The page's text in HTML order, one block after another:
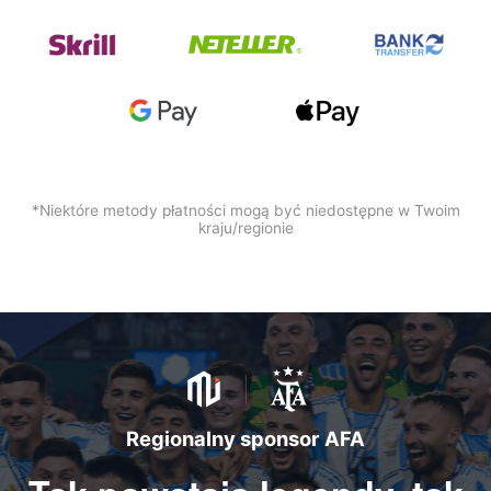
*Niektóre metody płatności mogą być niedostępne w Twoim
kraju/regionie
Regionalny sponsor AFA